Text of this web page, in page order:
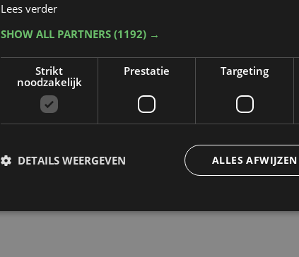
Lees verder
SHOW ALL PARTNERS (1192) →
Strikt
noodzakelijk
Prestatie Targeting
ALLES AFWIJZEN
DETAILS WEERGEVEN